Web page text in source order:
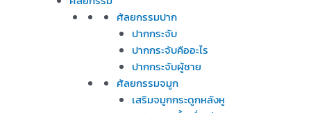
ศัลยกรรมปาก
ปากกระจับ
ปากกระจับคืออะไร
ปากกระจับผู้ชาย
ศัลยกรรมจมูก
เสริมจมูกกระดูกหลังหู